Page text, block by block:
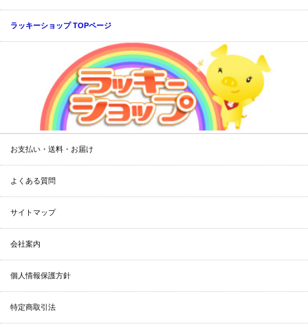
ラッキーショップ TOPページ
お支払い・送料・お届け
よくある質問
サイトマップ
会社案内
個人情報保護方針
特定商取引法